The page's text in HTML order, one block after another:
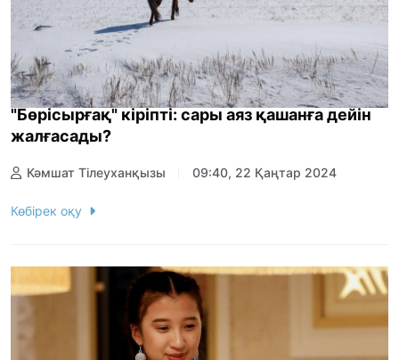
"Бөрісырғақ" кіріпті: сары аяз қашанға дейін
жалғасады?
Кәмшат Тілеуханқызы 09:40, 22 Қаңтар 2024
Көбірек оқу